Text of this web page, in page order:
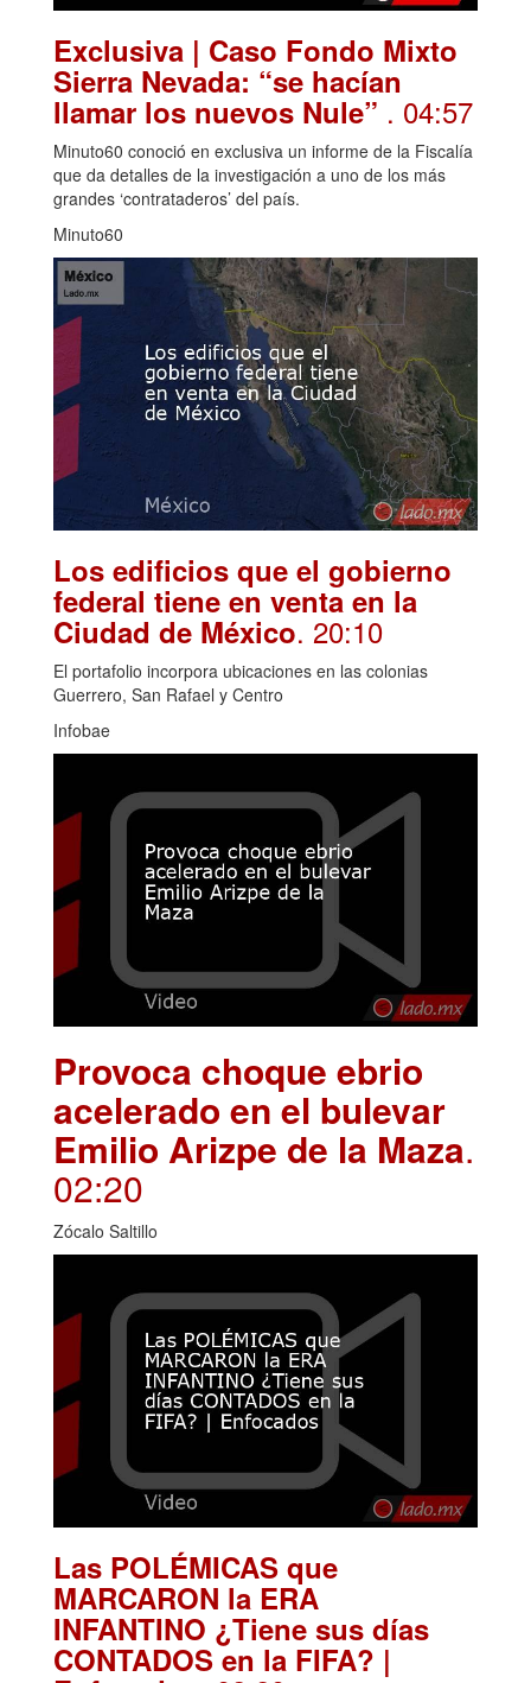
Exclusiva | Caso Fondo Mixto
Sierra Nevada: “se hacían
llamar los nuevos Nule” . 04:57
Minuto60 conoció en exclusiva un informe de la Fiscalía
que da detalles de la investigación a uno de los más
grandes ‘contrataderos’ del país.
Minuto60
Los edificios que el gobierno
federal tiene en venta en la
Ciudad de México. 20:10
El portafolio incorpora ubicaciones en las colonias
Guerrero, San Rafael y Centro
Infobae
Provoca choque ebrio
acelerado en el bulevar
Emilio Arizpe de la Maza.
02:20
Zócalo Saltillo
Las POLÉMICAS que
MARCARON la ERA
INFANTINO ¿Tiene sus días
CONTADOS en la FIFA? |